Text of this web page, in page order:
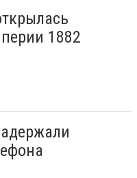
1882